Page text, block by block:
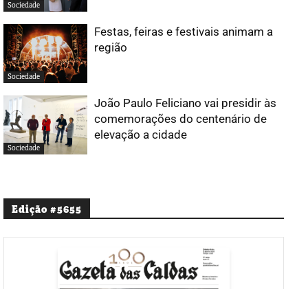
Sociedade
Sociedade
Festas, feiras e festivais animam a
região
Sociedade
João Paulo Feliciano vai presidir às
comemorações do centenário de
elevação a cidade
Edição #5655